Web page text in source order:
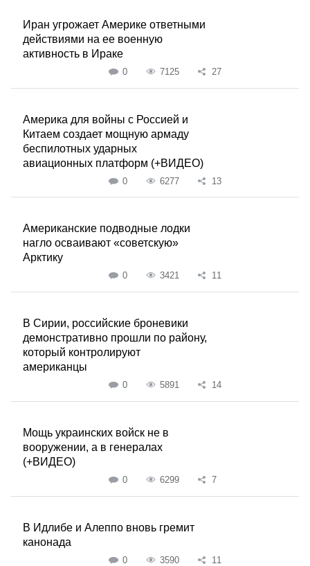
Иран угрожает Америке ответными
действиями на ее военную
активность в Ираке
0 7125 27
Америка для войны с Россией и
Китаем создает мощную армаду
беспилотных ударных
авиационных платформ (+ВИДЕО)
0 6277 13
Американские подводные лодки
нагло осваивают «советскую»
Арктику
0 3421 11
В Сирии, российские броневики
демонстративно прошли по району,
который контролируют
американцы
0 5891 14
Мощь украинских войск не в
вооружении, а в генералах
(+ВИДЕО)
0 6299 7
В Идлибе и Алеппо вновь гремит
канонада
0 3590 11